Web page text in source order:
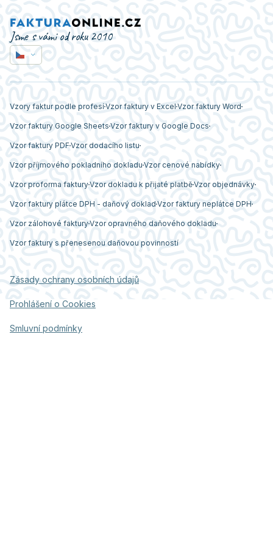
Jsme s vámi od roku 2010
Vzory faktur podle profesíVzor faktury v Excel Vzor faktury Word
Vzor faktury Google Sheets Vzor faktury v Google Docs
Vzor faktury PDF Vzor dodacího listu
Vzor příjmového pokladního dokladu Vzor cenové nabídky
Vzor proforma fakturyVzor dokladu k přijaté platběVzor objednávky
Vzor faktury plátce DPH - daňový doklad Vzor faktury neplátce DPH
Vzor zálohové fakturyVzor opravného daňového dokladu
Vzor faktury s přenesenou daňovou povinností
Zásady ochrany osobních údajů
Prohlášení o Cookies
Smluvní podmínky